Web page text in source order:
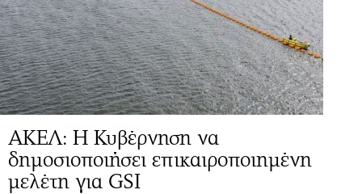
ΑΚΕΛ: Η Κυβέρνηση να
δημοσιοποιήσει επικαιροποιημένη
μελέτη για GSI